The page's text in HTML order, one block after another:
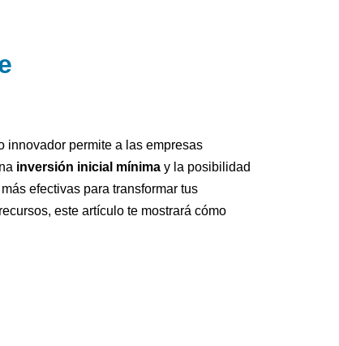
innovador permite a las empresas
inversión inicial mínima y la posibilidad
efectivas para transformar tus
este artículo te mostrará cómo